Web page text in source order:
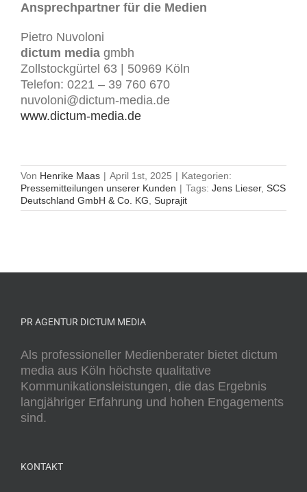
Ansprechpartner für die Medien
Pietro Nuvoloni
dictum mediagmbh
Zollstockgürtel 63 | 50969 Köln
Telefon: 0221 – 39 760 670
nuvoloni@dictum-media.de
www.dictum-media.de
Von Henrike Maas | April 1st, 2025 | Kategorien:
Pressemitteilungen unserer Kunden | Tags: Jens Lieser, SCS
Deutschland GmbH & Co. KG, Suprajit
PR AGENTUR DICTUM MEDIA
Als professioneller Medienberater bietet dictum
media aus Köln höchste qualitative
Kommunikationsleistungen, die das Ergebnis
langjähriger Erfahrung und hohen Engagements
sind.
KONTAKT